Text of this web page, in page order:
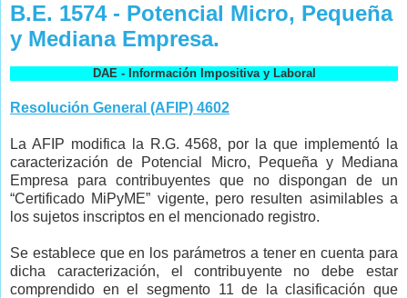
B.E. 1574 - Potencial Micro, Pequeña
y Mediana Empresa.
DAE - Información Impositiva y Laboral
Resolución General (AFIP) 4602
La AFIP modifica la R.G. 4568, por la que implementó la
caracterización de Potencial Micro, Pequeña y Mediana
Empresa para contribuyentes que no dispongan de un
“Certificado MiPyME” vigente, pero resulten asimilables a
los sujetos inscriptos en el mencionado registro.
Se establece que en los parámetros a tener en cuenta para
dicha caracterización, el contribuyente no debe estar
comprendido en el segmento 11 de la clasificación que